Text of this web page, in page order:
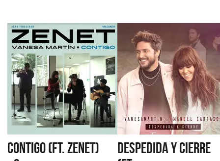
CONTIGO (FT. ZENET)
DESPEDIDA Y CIERRE